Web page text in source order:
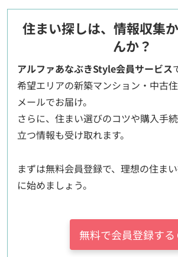
住まい探しは、情報収集
んか？
アルファあなぶきStyle会員サービス
希望エリアの新築マンション・中古
メールでお届け。
さらに、住まい選びのコツや購入手
立つ情報も受け取れます。
まずは無料会員登録で、理想の住ま
に始めましょう。
無料で会員登録する